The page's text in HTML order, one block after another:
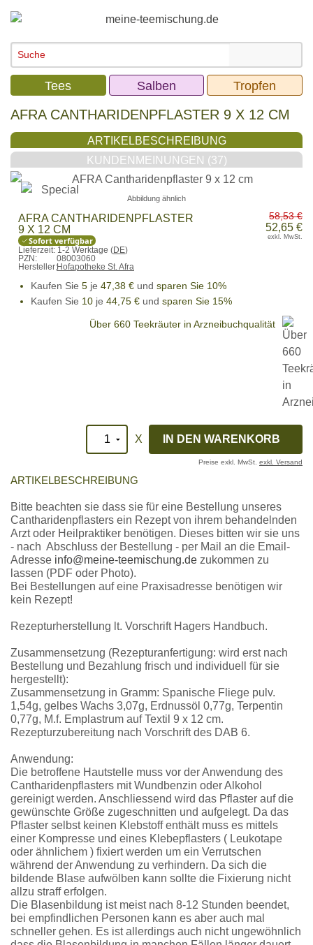
Tees Salben Tropfen
AFRA CANTHARIDENPFLASTER 9 X 12 CM
ARTIKELBESCHREIBUNG
KUNDENMEINUNGEN (37)
Abbildung ähnlich
AFRA CANTHARIDENPFLASTER
9 X 12 CM
Sofort verfügbar
Lieferzeit: 1-2 Werktage (DE)
PZN:
08003060
Hersteller:Hofapotheke St. Afra
58,53 €
52,65 €
exkl. MwSt.
Kaufen Sie 5je 47,38 €und sparen Sie 10%
Kaufen Sie 10je 44,75 €und sparen Sie 15%
Über 660 Teekräuter in Arzneibuchqualität
X
Preise exkl. MwSt. exkl. Versand
ARTIKELBESCHREIBUNG
Bitte beachten sie dass sie für eine Bestellung unseres
Cantharidenpflasters ein Rezept von ihrem behandelnden
Arzt oder Heilpraktiker benötigen. Dieses bitten wir sie uns
- nach Abschluss der Bestellung - per Mail an die Email-
Adresse info@meine-teemischung.de zukommen zu
lassen (PDF oder Photo).
Bei Bestellungen auf eine Praxisadresse benötigen wir
kein Rezept!
Rezepturherstellung lt. Vorschrift Hagers Handbuch.
Zusammensetzung (Rezepturanfertigung: wird erst nach
Bestellung und Bezahlung frisch und individuell für sie
hergestellt):
Zusammensetzung in Gramm: Spanische Fliege pulv.
1,54g, gelbes Wachs 3,07g, Erdnussöl 0,77g, Terpentin
0,77g, M.f. Emplastrum auf Textil 9 x 12 cm.
Rezepturzubereitung nach Vorschrift des DAB 6.
Anwendung:
Die betroffene Hautstelle muss vor der Anwendung des
Cantharidenpflasters mit Wundbenzin oder Alkohol
gereinigt werden. Anschliessend wird das Pflaster auf die
gewünschte Größe zugeschnitten und aufgelegt. Da das
Pflaster selbst keinen Klebstoff enthält muss es mittels
einer Kompresse und eines Klebepflasters ( Leukotape
oder ähnlichem ) fixiert werden um ein Verrutschen
während der Anwendung zu verhindern. Da sich die
bildende Blase aufwölben kann sollte die Fixierung nicht
allzu straff erfolgen.
Die Blasenbildung ist meist nach 8-12 Stunden beendet,
bei empfindlichen Personen kann es aber auch mal
schneller gehen. Es ist allerdings auch nicht ungewöhnlich